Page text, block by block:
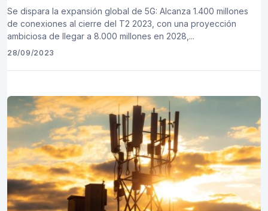
Se dispara la expansión global de 5G: Alcanza 1.400 millones
de conexiones al cierre del T2 2023, con una proyección
ambiciosa de llegar a 8.000 millones en 2028,...
28/09/2023